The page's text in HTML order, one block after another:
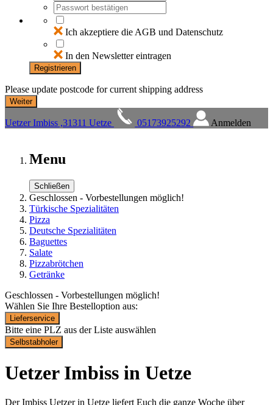
Ich akzeptiere die AGB und Datenschutz
In den Newsletter eintragen
Registrieren
Please update postcode for current shipping address
Uetzer Imbiss ,31311 Uetze 05173925292 Anmelden
Menu
Schließen
Geschlossen - Vorbestellungen möglich!
Türkische Spezialitäten
Pizza
Deutsche Spezialitäten
Baguettes
Salate
Pizzabrötchen
Getränke
Geschlossen - Vorbestellungen möglich!
Wählen Sie Ihre Bestelloption aus:
Lieferservice
Bitte eine PLZ aus der Liste auswählen
Selbstabholer
Uetzer Imbiss in Uetze
Der Imbiss Uetzer in Uetze liefert Euch die ganze Woche über